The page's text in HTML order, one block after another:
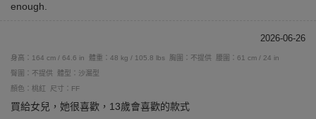
enough.
2026-06-26
身高：164 cm / 64.6 in 體重：48 kg / 105.8 lbs 胸圍：不提供
腰圍：61 cm / 24 in
臀圍：不提供
體型：沙漏型
顏色：桃紅
尺寸：FF
買給女兒，她很喜歡，13歲會喜歡的款式